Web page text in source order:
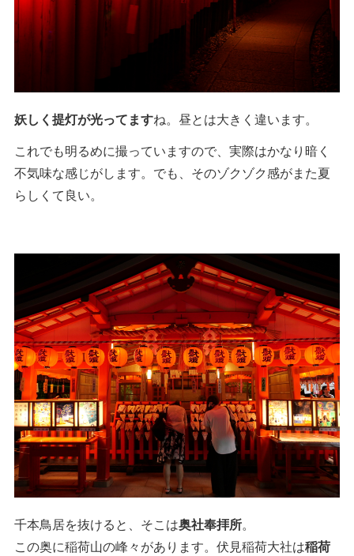
妖しく提灯が光ってますね。昼とは大きく違います。
これでも明るめに撮っていますので、実際はかなり暗く
不気味な感じがします。でも、そのゾクゾク感がまた夏
らしくて良い。
千本鳥居を抜けると、そこは奥社奉拝所。
この奥に稲荷山の峰々があります。伏見稲荷大社は稲荷